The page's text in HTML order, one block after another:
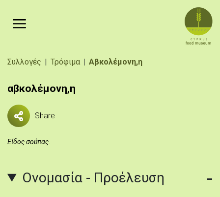
Breadcrumb
Συλλογές Τρόφιμα Αβκολέμονη,η
αβκολέμονη,η
Share
Είδος σούπας.
Ονομασία - Προέλευση